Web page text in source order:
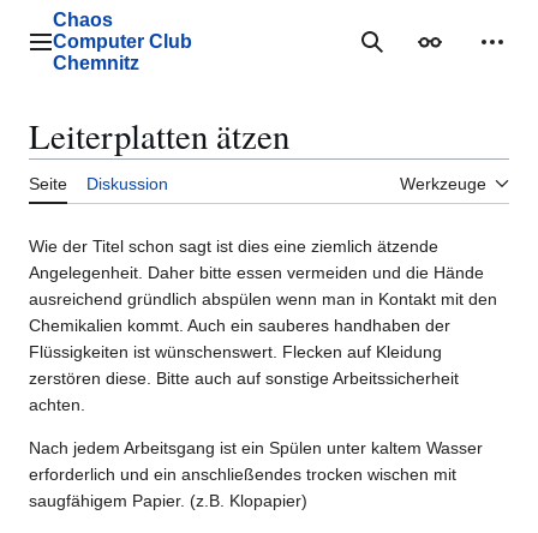
Inhalt
springenHauptmenü
Chaos
Computer Club
Chemnitz
Suche
Leiterplatten ätzen
Seite Diskussion Werkzeuge
Wie der Titel schon sagt ist dies eine ziemlich ätzende
Angelegenheit. Daher bitte essen vermeiden und die Hände
ausreichend gründlich abspülen wenn man in Kontakt mit den
Chemikalien kommt. Auch ein sauberes handhaben der
Flüssigkeiten ist wünschenswert. Flecken auf Kleidung
zerstören diese. Bitte auch auf sonstige Arbeitssicherheit
achten.
Nach jedem Arbeitsgang ist ein Spülen unter kaltem Wasser
erforderlich und ein anschließendes trocken wischen mit
saugfähigem Papier. (z.B. Klopapier)